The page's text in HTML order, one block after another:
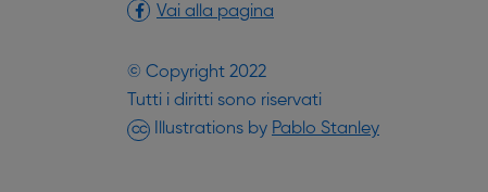
Vai alla pagina
© Copyright 2022
Tutti i diritti sono riservati
CC Illustrations by Pablo Stanley(si apre in